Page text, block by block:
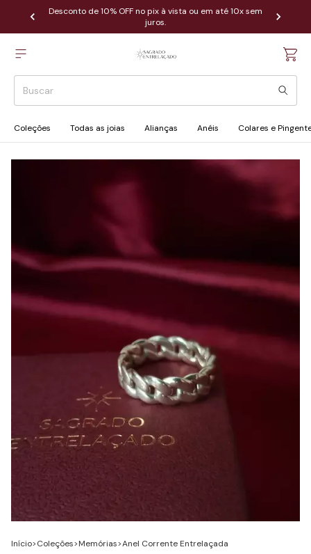
Desconto de 10% OFF no pix à vista ou em até 10x sem
juros.
Coleções Todas as joias Alianças Anéis Colares e
Início>Coleções>Memórias>Anel Corrente Entrelaçada